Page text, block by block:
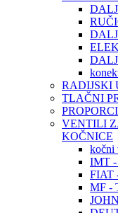
RADIJSKI
TLAČNI
VENTILI
KOČNICE
kočni
IMT -
FIAT
MF -